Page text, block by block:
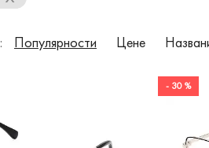
Популярности Цене
- 30 %